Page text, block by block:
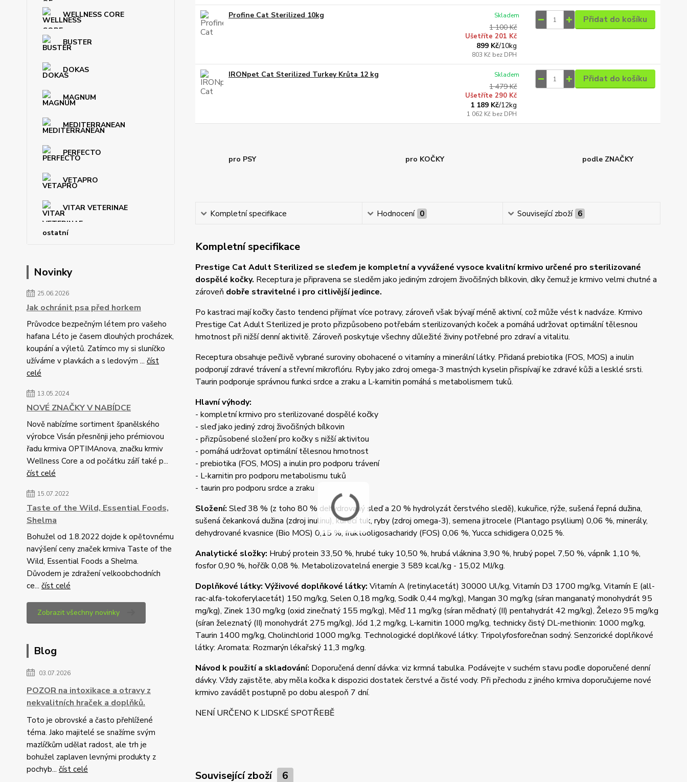
WELLNESS CORE
BUSTER
DOKAS
MAGNUM
MEDITERRANEAN
PERFECTO
VETAPRO
VITAR VETERINAE
ostatní
Novinky
25.06.2026
Jak ochránit psa před horkem
Průvodce bezpečným létem pro vašeho
hafana Léto je časem dlouhých procházek,
koupání a výletů. Zatímco my si sluníčko
užíváme v plavkách a s ledovým ... číst
celé
13.05.2024
NOVÉ ZNAČKY V NABÍDCE
Nově nabízíme sortiment španělského
výrobce Visán přesněnji jeho prémiovou
řadu krmiva OPTIMAnova, značku krmiv
Wellness Core a od počátku září také p...
číst celé
15.07.2022
Taste of the Wild, Essential Foods,
Shelma
Bohužel od 1.8.2022 dojde k opětovnému
navýšení ceny značek krmiva Taste of the
Wild, Essential Foods a Shelma.
Důvodem je zdražení velkoobchodních
ce... číst celé
Zobrazit všechny novinky
Blog
03.07.2026
POZOR na intoxikace a otravy z
nekvalitních hraček a doplňků.
Toto je obrovské a často přehlížené
téma. Jako majitelé se snažíme svým
mazlíčkům udělat radost, ale trh je
bohužel zaplaven levnými produkty z
pochyb... číst celé
Profine Cat Sterilized 10kg
1 100 Kč
Ušetříte 201 Kč
899 Kč/10kg
803 Kč bez DPH
Skladem Přidat do košíku
IRONpet Cat Sterilized Turkey Krůta 12 kg
1 479 Kč
Ušetříte 290 Kč
1 189 Kč/12kg
1 062 Kč bez DPH
Skladem Přidat do košíku
pro PSY pro KOČKY podle ZNAČKY
Kompletní specifikace Hodnocení 0 Související zboží 6
Kompletní specifikace
Prestige Cat Adult Sterilized se sleďem je kompletní a vyvážené vysoce kvalitní krmivo určené pro sterilizované
dospělé kočky. Receptura je připravena se sleděm jako jediným zdrojem živočišných bílkovin, díky čemuž je krmivo velmi chutné a
zároveň dobře stravitelné i pro citlivější jedince.
Po kastraci mají kočky často tendenci přijímat více potravy, zároveň však bývají méně aktivní, což může vést k nadváze. Krmivo
Prestige Cat Adult Sterilized je proto přizpůsobeno potřebám sterilizovaných koček a pomáhá udržovat optimální tělesnou
hmotnost při nižší denní aktivitě. Zároveň poskytuje všechny důležité živiny potřebné pro zdraví a vitalitu.
Receptura obsahuje pečlivě vybrané suroviny obohacené o vitamíny a minerální látky. Přidaná prebiotika (FOS, MOS) a inulin
podporují zdravé trávení a střevní mikroflóru. Ryby jako zdroj omega-3 mastných kyselin přispívají ke zdravé kůži a lesklé srsti.
Taurin podporuje správnou funkci srdce a zraku a L-karnitin pomáhá s metabolismem tuků.
Hlavní výhody:
- kompletní krmivo pro sterilizované dospělé kočky
- sleď jako jediný zdroj živočišných bílkovin
- přizpůsobené složení pro kočky s nižší aktivitou
- pomáhá udržovat optimální tělesnou hmotnost
- prebiotika (FOS, MOS) a inulin pro podporu trávení
- L-karnitin pro podporu metabolismu tuků
- taurin pro podporu srdce a zraku
Složení: Sleď 38 % (z toho 80 % dehydrovaný sleď a 20 % hydrolyzát čerstvého sledě), kukuřice, rýže, sušená řepná dužina,
sušená čekanková dužina (zdroj inulinu), kuřecí tuk, ryby (zdroj omega-3), semena jitrocele (Plantago psyllium) 0,06 %, minerály,
dehydrované kvasnice (Bio MOS) 0,15 %, fruktooligosacharidy (FOS) 0,06 %, Yucca schidigera 0,025 %.
Analytické složky: Hrubý protein 33,50 %, hrubé tuky 10,50 %, hrubá vláknina 3,90 %, hrubý popel 7,50 %, vápník 1,10 %,
fosfor 0,90 %, hořčík 0,08 %. Metabolizovatelná energie 3 589 kcal/kg - 15,02 MJ/kg.
Doplňkové látky: Výživové doplňkové látky: Vitamín A (retinylacetát) 30000 Ul/kg, Vitamín D3 1700 mg/kg, Vitamín E (all-
rac-alfa-tokoferylacetát) 150 mg/kg, Selen 0,18 mg/kg, Sodík 0,44 mg/kg), Mangan 30 mg/kg (síran manganatý monohydrát 95
mg/kg), Zinek 130 mg/kg (oxid zinečnatý 155 mg/kg), Měď 11 mg/kg (síran měďnatý (II) pentahydrát 42 mg/kg), Železo 95 mg/kg
(síran železnatý (II) monohydrát 275 mg/kg), Jód 1,2 mg/kg, L-karnitin 1000 mg/kg, technicky čistý DL-methionin: 1000 mg/kg,
Taurin 1400 mg/kg, Cholinchlorid 1000 mg/kg. Technologické doplňkové látky: Tripolyfosforečnan sodný. Senzorické doplňkové
látky: Aromata: Rozmarýn lékařský 11,3 mg/kg.
Návod k použití a skladování: Doporučená denní dávka: viz krmná tabulka. Podávejte v suchém stavu podle doporučené denní
dávky. Vždy zajistěte, aby měla kočka k dispozici dostatek čerstvé a čisté vody. Při přechodu z jiného krmiva doporučujeme nové
krmivo zavádět postupně po dobu alespoň 7 dní.
NENÍ URČENO K LIDSKÉ SPOTŘEBĚ
Související zboží 6